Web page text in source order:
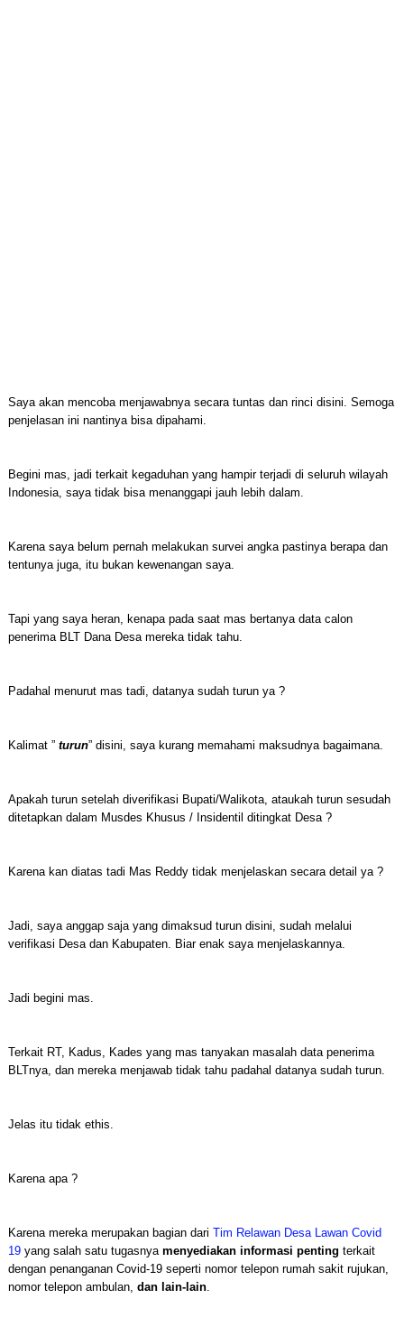
Saya akan mencoba menjawabnya secara tuntas dan rinci disini. Semoga
penjelasan ini nantinya bisa dipahami.
Begini mas, jadi terkait kegaduhan yang hampir terjadi di seluruh wilayah
Indonesia, saya tidak bisa menanggapi jauh lebih dalam.
Karena saya belum pernah melakukan survei angka pastinya berapa dan
tentunya juga, itu bukan kewenangan saya.
Tapi yang saya heran, kenapa pada saat mas bertanya data calon
penerima BLT Dana Desa mereka tidak tahu.
Padahal menurut mas tadi, datanya sudah turun ya ?
Kalimat ” turun” disini, saya kurang memahami maksudnya bagaimana.
Apakah turun setelah diverifikasi Bupati/Walikota, ataukah turun sesudah
ditetapkan dalam Musdes Khusus / Insidentil ditingkat Desa ?
Karena kan diatas tadi Mas Reddy tidak menjelaskan secara detail ya ?
Jadi, saya anggap saja yang dimaksud turun disini, sudah melalui
verifikasi Desa dan Kabupaten. Biar enak saya menjelaskannya.
Jadi begini mas.
Terkait RT, Kadus, Kades yang mas tanyakan masalah data penerima
BLTnya, dan mereka menjawab tidak tahu padahal datanya sudah turun.
Jelas itu tidak ethis.
Karena apa ?
Karena mereka merupakan bagian dari Tim Relawan Desa Lawan Covid
19yang salah satu tugasnya menyediakan informasi penting terkait
dengan penanganan Covid-19 seperti nomor telepon rumah sakit rujukan,
nomor telepon ambulan, dan lain-lain.